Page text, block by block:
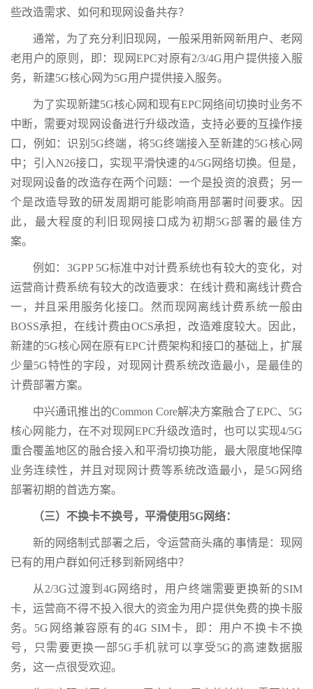
些改造需求、如何和现网设备共存？
通常，为了充分利旧现网，一般采用新网新用户、老网
老用户的原则，即：现网EPC对原有2/3/4G用户提供接入服
务，新建5G核心网为5G用户提供接入服务。
为了实现新建5G核心网和现有EPC网络间切换时业务不
中断，需要对现网设备进行升级改造，支持必要的互操作接
口，例如：识别5G终端，将5G终端接入至新建的5G核心网
中；引入N26接口，实现平滑快速的4/5G网络切换。但是，
对现网设备的改造存在两个问题：一个是投资的浪费；另一
个是改造导致的研发周期可能影响商用部署时间要求。因
此，最大程度的利旧现网接口成为初期5G部署的最佳方
案。
例如：3GPP 5G标准中对计费系统也有较大的变化，对
运营商计费系统有较大的改造要求：在线计费和离线计费合
一，并且采用服务化接口。然而现网离线计费系统一般由
BOSS承担，在线计费由OCS承担，改造难度较大。因此，
新建的5G核心网在原有EPC计费架构和接口的基础上，扩展
少量5G特性的字段，对现网计费系统改造最小，是最佳的
计费部署方案。
中兴通讯推出的Common Core解决方案融合了EPC、5G
核心网能力，在不对现网EPC升级改造时，也可以实现4/5G
重合覆盖地区的融合接入和平滑切换功能，最大限度地保障
业务连续性，并且对现网计费等系统改造最小，是5G网络
部署初期的首选方案。
（三）不换卡不换号，平滑使用5G网络：
新的网络制式部署之后，令运营商头痛的事情是：现网
已有的用户群如何迁移到新网络中？
从2/3G过渡到4G网络时，用户终端需要更换新的SIM
卡，运营商不得不投入很大的资金为用户提供免费的换卡服
务。5G网络兼容原有的4G SIM卡，即：用户不换卡不换
号，只需要更换一部5G手机就可以享受5G的高速数据服
务，这一点很受欢迎。